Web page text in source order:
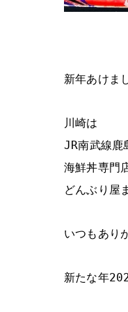
新年あけま
川崎は
JR南武線
海鮮丼専門
どんぶり屋
いつもあり
新たな年